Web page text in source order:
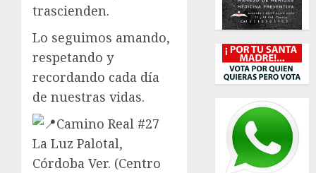
trascienden.
Lo seguimos amando,
respetando y
recordando cada día
de nuestras vidas.
Camino Real #27
La Luz Palotal,
Córdoba Ver. (Centro